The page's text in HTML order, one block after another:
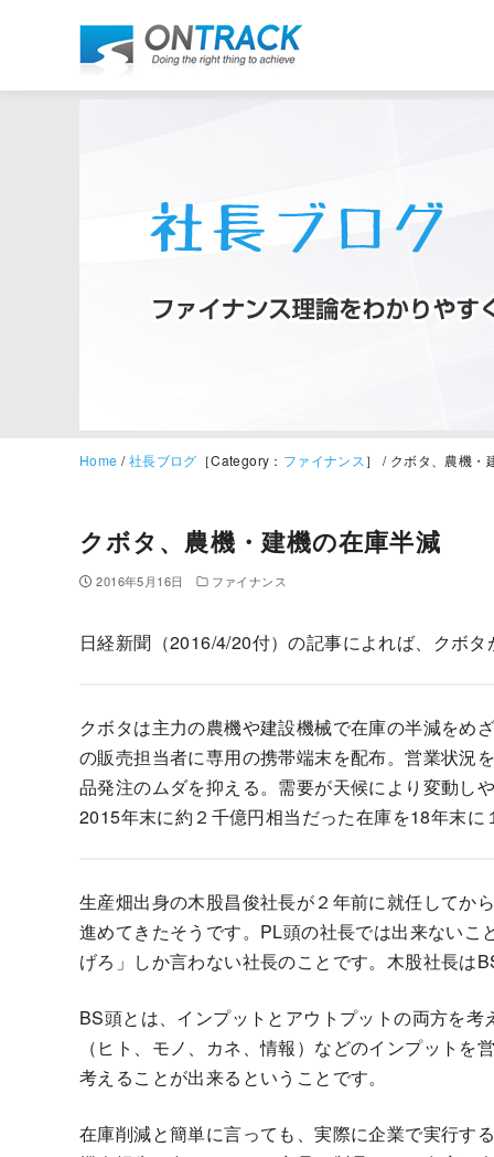
Home /社長ブログ ［Category： ファイナンス ］ / クボタ、農機・
クボタ、農機・建機の在庫半減
2016年5月16日 ファイナンス
日経新聞（2016/4/20付）の記事によれば、クボ
クボタは主力の農機や建設機械で在庫の半減をめ
の販売担当者に専用の携帯端末を配布。営業状況
品発注のムダを抑える。需要が天候により変動し
2015年末に約２千億円相当だった在庫を18年末
生産畑出身の木股昌俊社長が２年前に就任してか
進めてきたそうです。PL頭の社長では出来ない
げろ」しか言わない社長のことです。木股社長は
BS頭とは、インプットとアウトプットの両方を
（ヒト、モノ、カネ、情報）などのインプット
考えることが出来るということです。
在庫削減と簡単に言っても、実際に企業で実行す